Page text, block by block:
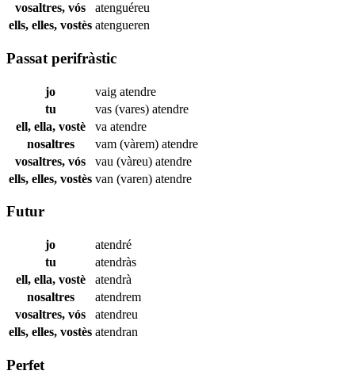
vosaltres, vós
atenguéreu
ells, elles, vostès atengueren
Passat perifràstic
jo vaig atendre
tu
vas (vares) atendre
ell, ella, vostè
va atendre
nosaltres
vam (vàrem) atendre
vosaltres, vós
vau (vàreu) atendre
ells, elles, vostès van (varen) atendre
Futur
jo
atendré
tu
atendràs
ell, ella, vostè
atendrà
nosaltres
atendrem
vosaltres, vós
atendreu
ells, elles, vostès atendran
Perfet